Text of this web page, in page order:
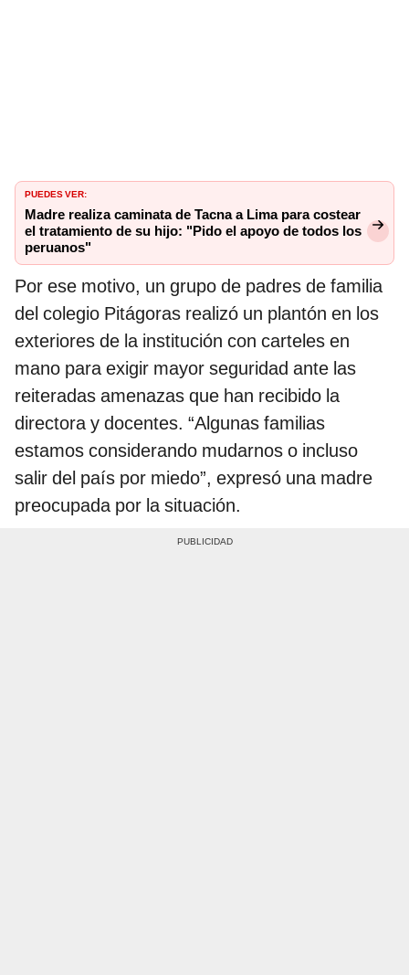
PUEDES VER:
Madre realiza caminata de Tacna a Lima para costear
el tratamiento de su hijo: "Pido el apoyo de todos los
peruanos"
Por ese motivo, un grupo de padres de familia
del colegio Pitágoras realizó un plantón en los
exteriores de la institución con carteles en
mano para exigir mayor seguridad ante las
reiteradas amenazas que han recibido la
directora y docentes. “Algunas familias
estamos considerando mudarnos o incluso
salir del país por miedo”, expresó una madre
preocupada por la situación.